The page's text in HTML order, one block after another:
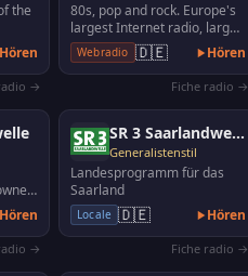
the
-
Hören
→
80s, pop and rock. Europe's
largest Internet radio, large
selection of music
Webradio 🇩🇪 Hören
Fiche radio →
Hören
→
SR 3 Saarlandwelle
Generalistenstil
Landesprogramm für das
Saarland
Locale 🇩🇪 Hören
Fiche radio →